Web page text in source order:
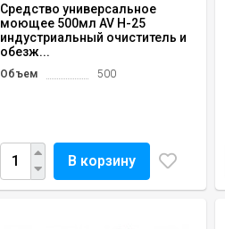
Средство универсальное
моющее 500мл AV H-25
индустриальный очиститель и
обезж...
Объем 500
В корзину